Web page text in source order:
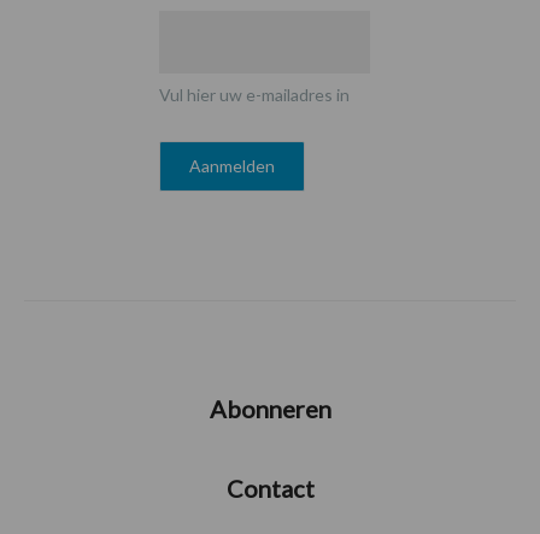
Vul hier uw e-mailadres in
Abonneren
Contact